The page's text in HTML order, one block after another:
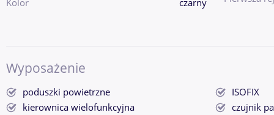
Kolor
czarny
Wyposażenie
poduszki powietrzne
ISOFIX
kierownica wielofunkcyjna
czujnik